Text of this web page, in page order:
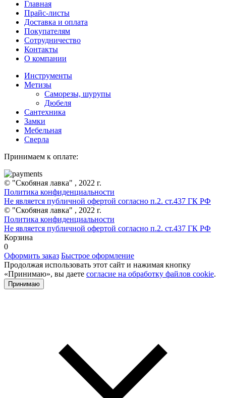
Главная
Прайс-листы
Доставка и оплата
Покупателям
Сотрудничество
Контакты
О компании
Инструменты
Метизы
Саморезы, шурупы
Дюбеля
Сантехника
Замки
Мебельная
Сверла
Принимаем к оплате:
© "Скобяная лавка" , 2022 г.
Политика конфиденциальности
Не является публичной офертой согласно п.2. ст.437 ГК РФ
© "Скобяная лавка" , 2022 г.
Политика конфиденциальности
Не является публичной офертой согласно п.2. ст.437 ГК РФ
Корзина
0
Оформить заказ Быстрое оформление
Продолжая использовать этот сайт и нажимая кнопку
«Принимаю», вы даете согласие на обработку файлов cookie.
Принимаю